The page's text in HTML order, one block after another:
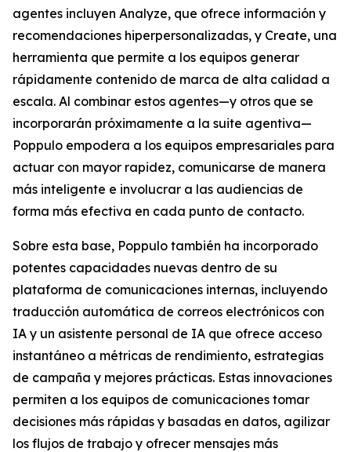
agentes incluyen Analyze, que ofrece información y
recomendaciones hiperpersonalizadas, y Create, una
herramienta que permite a los equipos generar
rápidamente contenido de marca de alta calidad a
escala. Al combinar estos agentes—y otros que se
incorporarán próximamente a la suite agentiva—
Poppulo empodera a los equipos empresariales para
actuar con mayor rapidez, comunicarse de manera
más inteligente e involucrar a las audiencias de
forma más efectiva en cada punto de contacto.
Sobre esta base, Poppulo también ha incorporado
potentes capacidades nuevas dentro de su
plataforma de comunicaciones internas, incluyendo
traducción automática de correos electrónicos con
IA y un asistente personal de IA que ofrece acceso
instantáneo a métricas de rendimiento, estrategias
de campaña y mejores prácticas. Estas innovaciones
permiten a los equipos de comunicaciones tomar
decisiones más rápidas y basadas en datos, agilizar
los flujos de trabajo y ofrecer mensajes más